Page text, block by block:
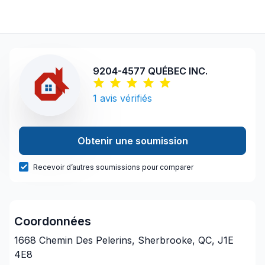
9204-4577 QUÉBEC INC.
1 avis vérifiés
Obtenir une soumission
Recevoir d’autres soumissions pour comparer
Coordonnées
1668 Chemin Des Pelerins, Sherbrooke, QC, J1E
4E8